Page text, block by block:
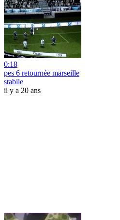
0:18
pes 6 retournée marseille
stabile
il y a 20 ans